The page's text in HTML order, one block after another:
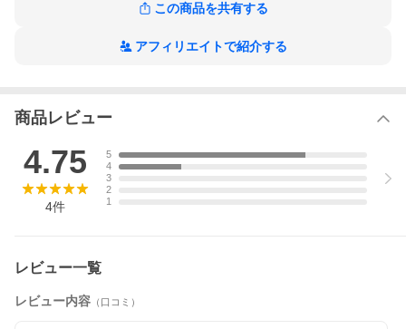
形 式
吐出量
この商品を共有する
アフィリエイトで紹介する
商品レビュー
4.75
4件
5
4
3
2
1
レビュー一覧
レビュー内容 （口コミ）